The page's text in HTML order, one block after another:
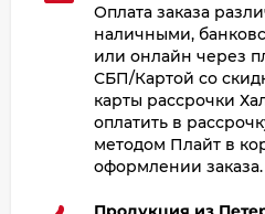
Оплата заказа
наличными,
или онлайн через
СБП/Картой со
карты рассрочки
оплатить в
методом Плайт в
оформлении заказа.